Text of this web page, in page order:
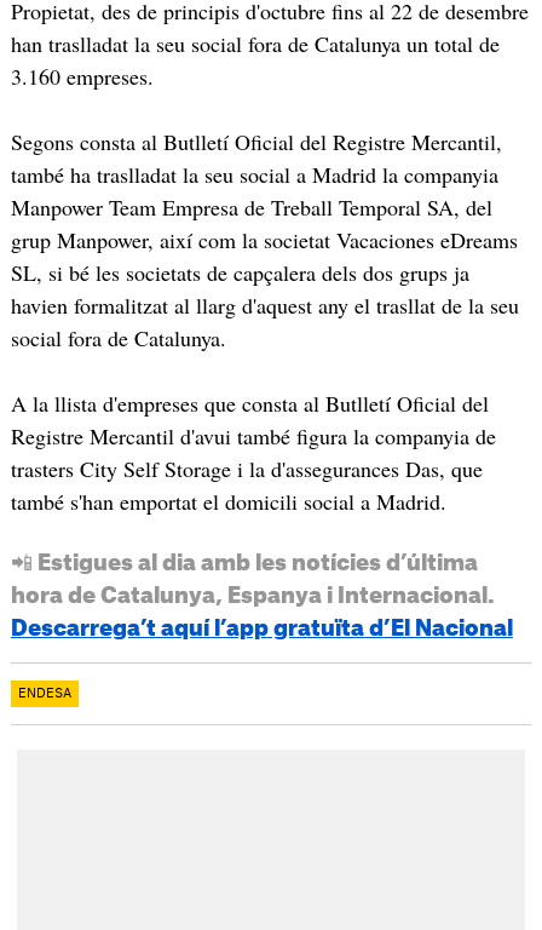
Propietat, des de principis d'octubre fins al 22 de desembre
han traslladat la seu social fora de Catalunya un total de
3.160 empreses.
Segons consta al Butlletí Oficial del Registre Mercantil,
també ha traslladat la seu social a Madrid la companyia
Manpower Team Empresa de Treball Temporal SA, del
grup Manpower, així com la societat Vacaciones eDreams
SL, si bé les societats de capçalera dels dos grups ja
havien formalitzat al llarg d'aquest any el trasllat de la seu
social fora de Catalunya.
A la llista d'empreses que consta al Butlletí Oficial del
Registre Mercantil d'avui també figura la companyia de
trasters City Self Storage i la d'assegurances Das, que
també s'han emportat el domicili social a Madrid.
📲 Estigues al dia amb les notícies d’última
hora de Catalunya, Espanya i Internacional.
Descarrega’t aquí l’app gratuïta d’El Nacional
ENDESA